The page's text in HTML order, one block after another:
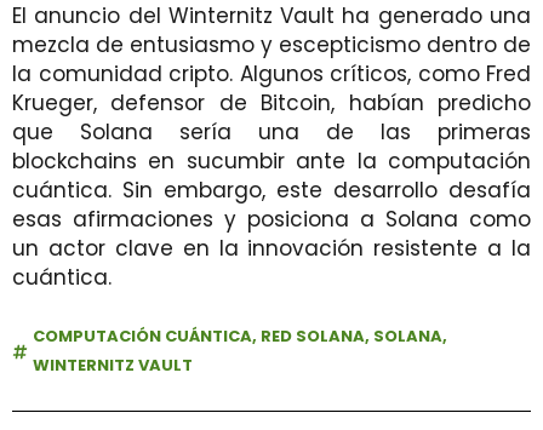
El anuncio del Winternitz Vault ha generado una
mezcla de entusiasmo y escepticismo dentro de
la comunidad cripto. Algunos críticos, como Fred
Krueger, defensor de Bitcoin, habían predicho
que Solana sería una de las primeras
blockchains en sucumbir ante la computación
cuántica. Sin embargo, este desarrollo desafía
esas afirmaciones y posiciona a Solana como
un actor clave en la innovación resistente a la
cuántica.
COMPUTACIÓN CUÁNTICA, RED SOLANA, SOLANA,
WINTERNITZ VAULT